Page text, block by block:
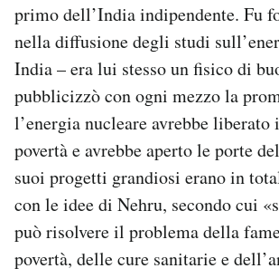
primo dell’India indipendente. Fu
nella diffusione degli studi
India – era lui stesso un fisico di
pubblicizzò con ogni mezzo la
l’energia nucleare avrebbe liberato
povertà e avrebbe aperto le porte
suoi progetti grandiosi erano in
con le idee di Nehru, secondo cui
può risolvere il problema della
povertà, delle cure sanitarie e